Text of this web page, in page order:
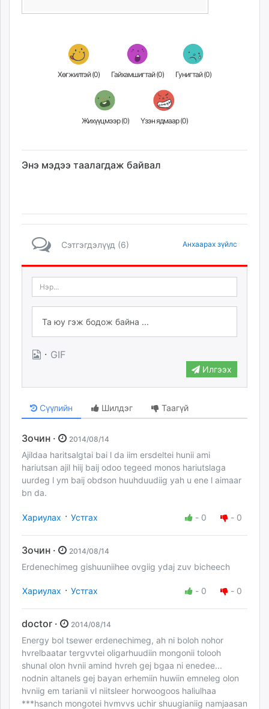
Хөгжилтэй (0) Гайхамшигтай (0) Гунигтай (0)
Жихүүцмээр (0) Үзэн ядмаар (0)
Энэ мэдээ таалагдаж байвал
Сэтгэгдэлүүд (6) Анхаарах зүйлс
· GIF
Илгээх
Сүүлийн Шилдэг Таагүй
Зочин · 2014/08/14
Ajildaa haritsalgtai bai l da iim ersdeltei hunii ami
hariutsan ajil hiij baij odoo tegeed monos hariutslaga
uurdeg l ym baij obdson huuhduudiig yah u ene l aimaar
bn da.
Хариулах · Устгах - 0 - 0
Зочин · 2014/08/14
Erdenechimeg gishuuniihee ovgiig ydaj zuv bicheech
Хариулах · Устгах - 0 - 0
doctor · 2014/08/14
Energy bol tsewer erdenechimeg, ah ni boloh nohor
hvrelbaatar tergvvtei oligarhuudiin mongonii tolooh
shunal olon hvnii amind hvreh gej bgaa ni enedee...
nodnin altanels gej bayan erhemiin huwiin emneleg olon
hvniig em tarianii vl niitsleer horwoogoos haliulhaa
***hsanch mongotei hvmvvs uchir shuugianiig namjaasan